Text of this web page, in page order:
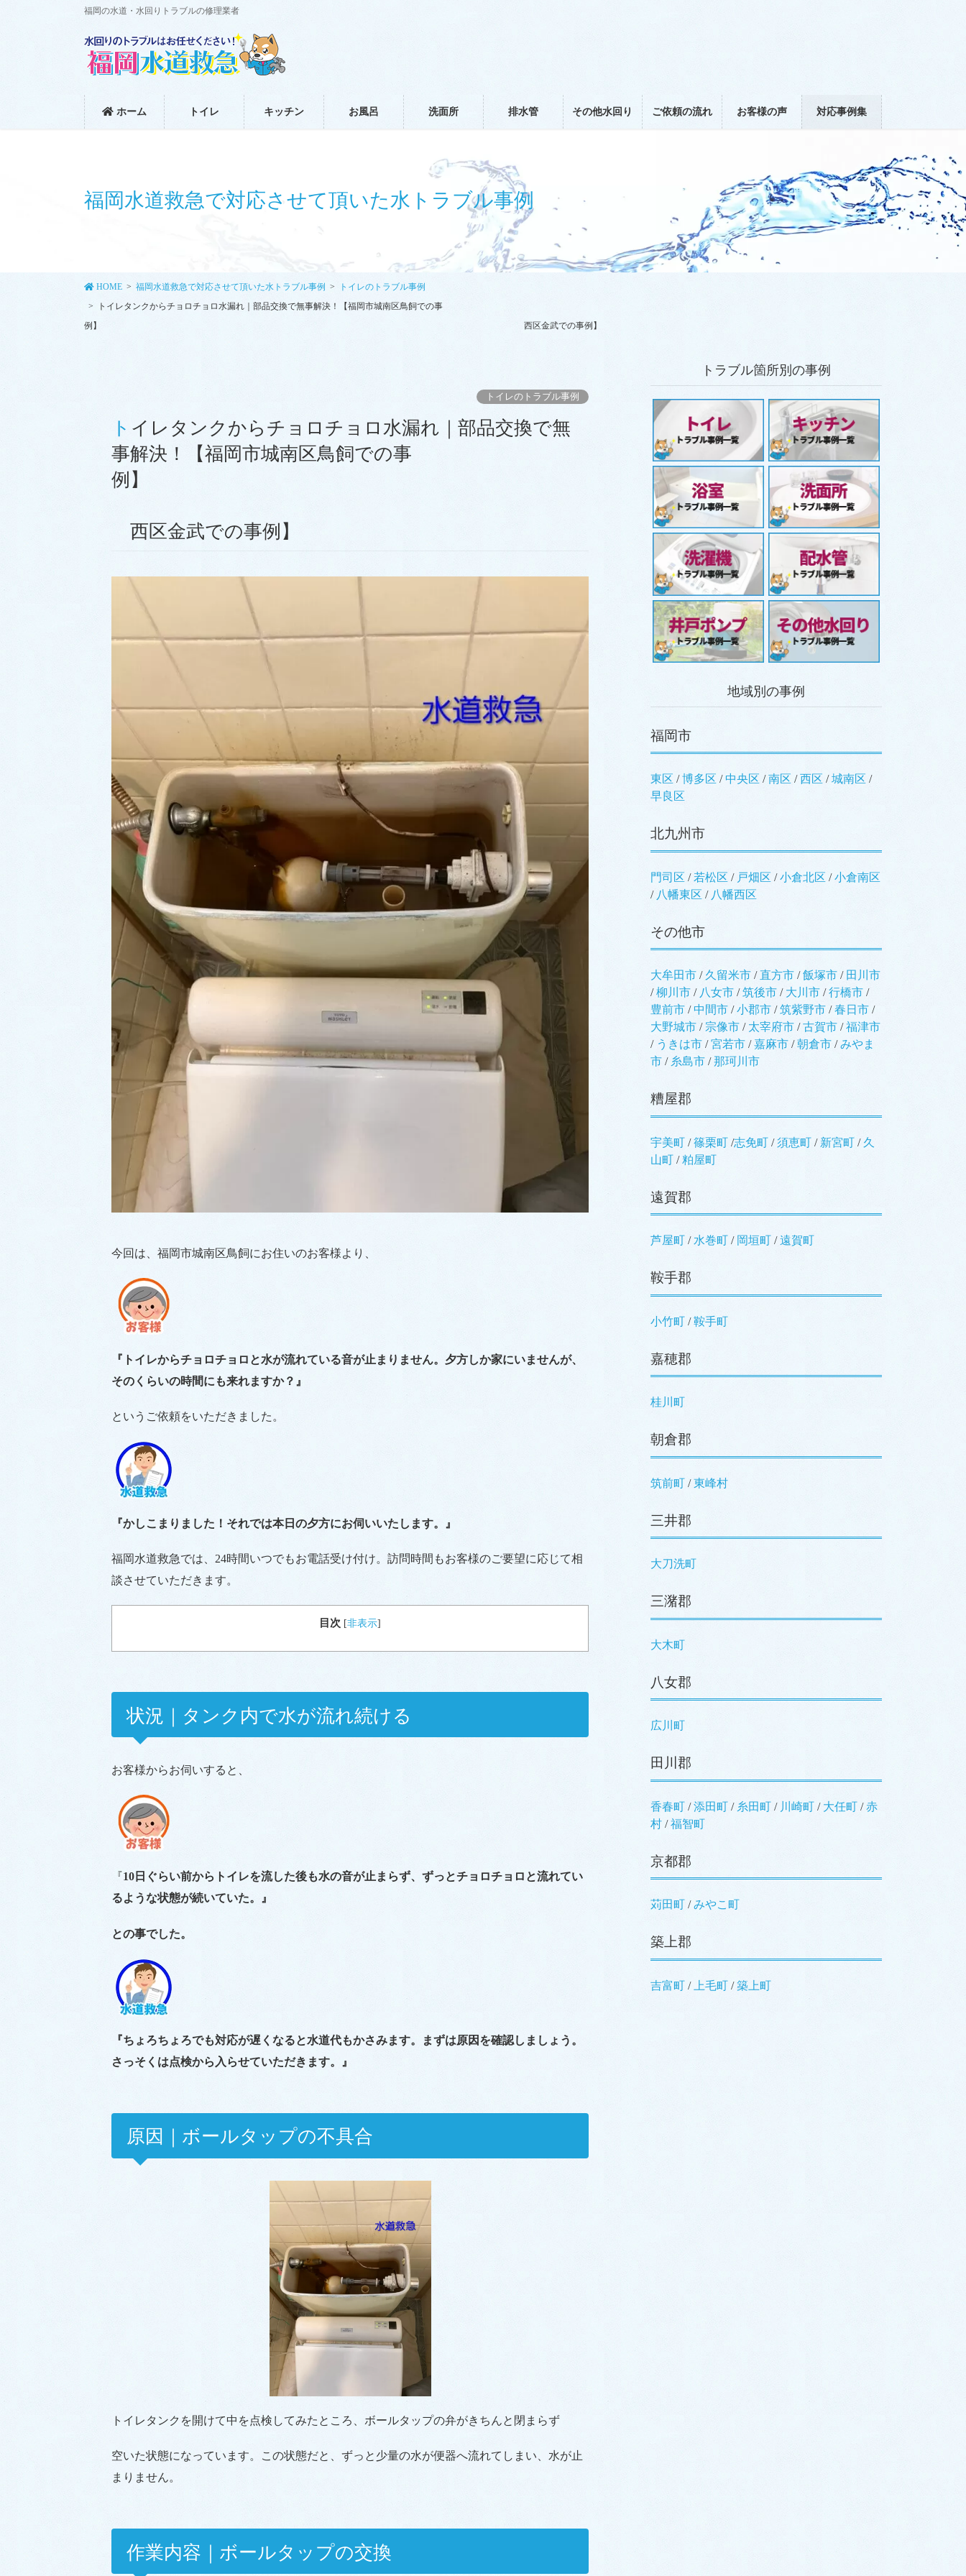
福岡の水道・水回りトラブルの修理業者
ホーム トイレ キッチン お風呂 洗面所 排水管 その他水回り ご依頼の流れ お客様の声 対応事例集
福岡水道救急で対応させて頂いた水トラブル事例
HOME 福岡水道救急で対応させて頂いた水トラブル事例
トイレのトラブル事例
トイレタンクからチョロチョロ水漏れ｜部品交換で無事解決！【福岡市城南区鳥飼での事
例】 西区金武での事例】
トイレのトラブル事例
トイレタンクからチョロチョロ水漏れ｜部品交換で無
事解決！【福岡市城南区鳥飼での事
例】
西区金武での事例】
今回は、福岡市城南区鳥飼にお住いのお客様より、
『トイレからチョロチョロと水が流れている音が止まりません。夕方しか家にいませんが、
そのくらいの時間にも来れますか？』
というご依頼をいただきました。
『かしこまりました！それでは本日の夕方にお伺いいたします。 』
福岡水道救急では、24時間いつでもお電話受け付け。訪問時間もお客様のご要望に応じて相
談させていただきます。
目次 [非表示]
状況｜タンク内で水が流れ続ける
お客様からお伺いすると、
『10日ぐらい前からトイレを流した後も水の音が止まらず、ずっとチョロチョロと流れてい
るような状態が続いていた。』
との事でした。
『ちょろちょろでも対応が遅くなると水道代もかさみます。まずは原因を確認しましょう。
さっそくは点検から入らせていただきます。』
原因｜ボールタップの不具合
トイレタンクを開けて中を点検してみたところ、ボールタップの弁がきちんと閉まらず
空いた状態になっています。この状態だと、ずっと少量の水が便器へ流れてしまい、水が止
まりません。
作業内容｜ボールタップの交換
トラブル箇所別の事例
地域別の事例
福岡市
東区 /博多区 /中央区 /南区 /西区 /城南区 /
早良区
北九州市
門司区 / 若松区 / 戸畑区 /小倉北区 /小倉南区
/ 八幡東区 / 八幡西区
その他市
大牟田市 / 久留米市 /直方市 /飯塚市 / 田川市
/柳川市 / 八女市 /筑後市 / 大川市 /行橋市 /
豊前市 /中間市 /小郡市 /筑紫野市 /春日市 /
大野城市 / 宗像市 / 太宰府市 /古賀市 /福津市
/ うきは市 /宮若市 /嘉麻市 /朝倉市 /みやま
市 / 糸島市 /那珂川市
糟屋郡
宇美町 /篠栗町 /志免町 /須恵町 / 新宮町 / 久
山町 /粕屋町
遠賀郡
芦屋町 / 水巻町 / 岡垣町 /遠賀町
鞍手郡
小竹町 /鞍手町
嘉穂郡
桂川町
朝倉郡
筑前町 /東峰村
三井郡
大刀洗町
三潴郡
大木町
八女郡
広川町
田川郡
香春町 /添田町 / 糸田町 / 川崎町 / 大任町 /赤
村 /福智町
京都郡
苅田町 /みやこ町
築上郡
吉富町 / 上毛町 /築上町